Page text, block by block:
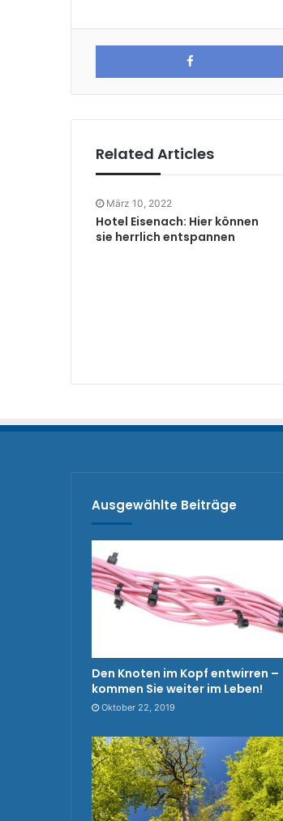
Related Articles
März 10, 2022
Hotel Eisenach: Hier können
sie herrlich entspannen
Ausgewählte Beiträge
Den Knoten im Kopf entwirren –
kommen Sie weiter im Leben!
Oktober 22, 2019